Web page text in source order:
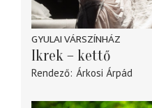
GYULAI VÁRSZÍNHÁZ
Ikrek – kettő
Rendező Árkosi Árpád